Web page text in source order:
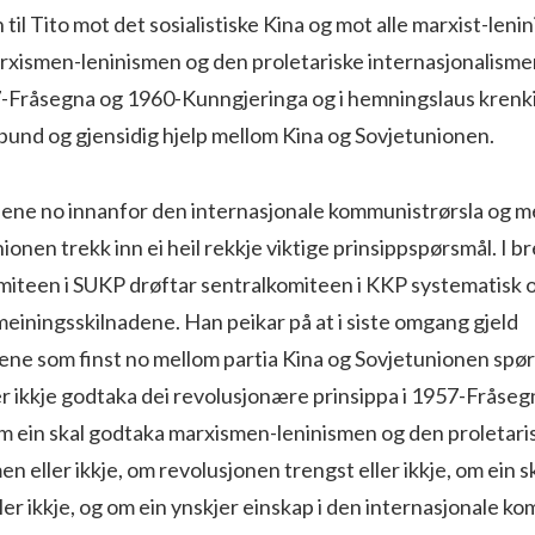
Tito mot det sosialistiske Kina og mot alle marxist-
leninismen og den proletariske
Fråsegna og 1960-Kunngjeringa og i hemningslaus
og gjensidig hjelp mellom Kina og Sovjetunionen.
no innanfor den internasjonale kommunistrørsla og
trekk inn ei heil rekkje viktige prinsippspørsmål. I
i SUKP drøftar sentralkomiteen i KKP systematisk
Han peikar på at i siste omgang gjeld
som finst no mellom partia Kina og Sovjetunionen
ikkje godtaka dei revolusjonære prinsippa i 1957-
ein skal godtaka marxismen-leninismen og den
eller ikkje, om revolusjonen trengst eller ikkje, om ein
ikkje, og om ein ynskjer einskap i den internasjonale